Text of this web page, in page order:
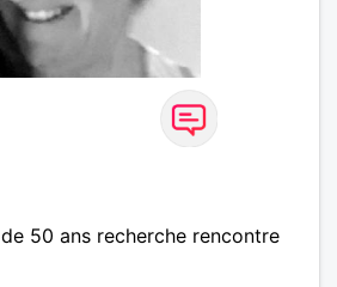
50 ans recherche rencontre